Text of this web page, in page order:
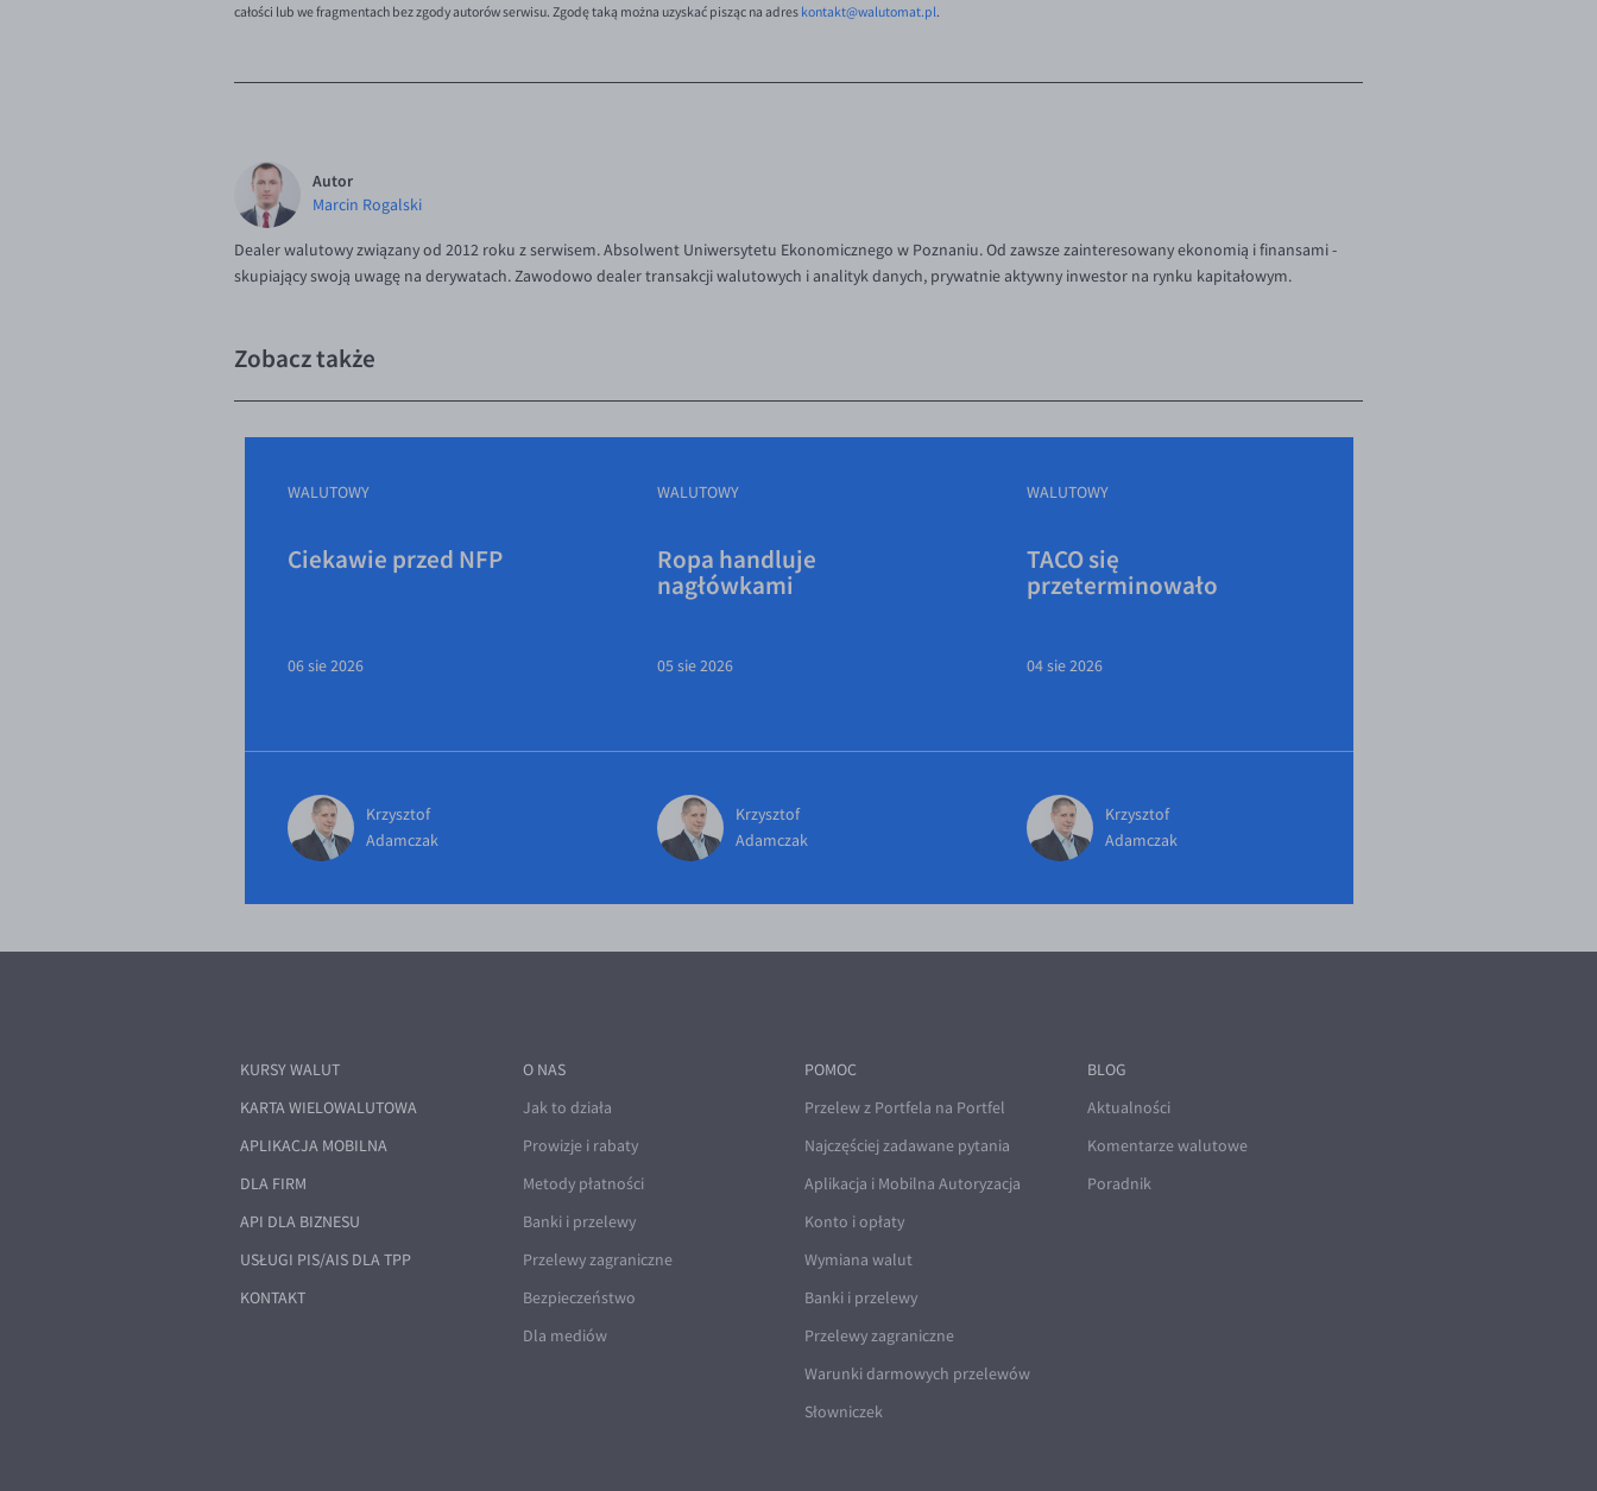
całości lub we fragmentach bez zgody autorów serwisu. Zgodę taką można uzyskać pisząc na adres kontakt@walutomat.pl.
Autor
Marcin Rogalski
Dealer walutowy związany od 2012 roku z serwisem. Absolwent Uniwersytetu Ekonomicznego w Poznaniu. Od zawsze zainteresowany ekonomią i finansami -
skupiający swoją uwagę na derywatach. Zawodowo dealer transakcji walutowych i analityk danych, prywatnie aktywny inwestor na rynku kapitałowym.
Zobacz także
WALUTOWY
Ciekawie przed NFP
06 sie 2026
Krzysztof
Adamczak
WALUTOWY
Ropa handluje
nagłówkami
05 sie 2026
Krzysztof
Adamczak
WALUTOWY
TACO się
przeterminowało
04 sie 2026
Krzysztof
Adamczak
KURSY WALUT
KARTA WIELOWALUTOWA
APLIKACJA MOBILNA
DLA FIRM
API DLA BIZNESU
USŁUGI PIS/AIS DLA TPP
KONTAKT
O NAS
Jak to działa
Prowizje i rabaty
Metody płatności
Banki i przelewy
Przelewy zagraniczne
Bezpieczeństwo
Dla mediów
POMOC
Przelew z Portfela na Portfel
Najczęściej zadawane pytania
Aplikacja i Mobilna Autoryzacja
Konto i opłaty
Wymiana walut
Banki i przelewy
Przelewy zagraniczne
Warunki darmowych przelewów
Słowniczek
BLOG
Aktualności
Komentarze walutowe
Poradnik